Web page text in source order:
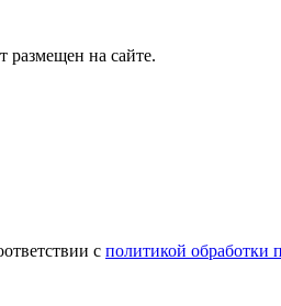
размещен на сайте.
с политикой обработки